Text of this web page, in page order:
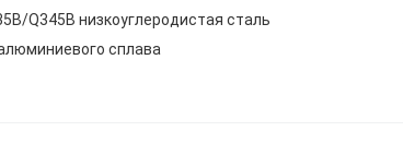
Q345B низкоуглеродистая сталь
сплава